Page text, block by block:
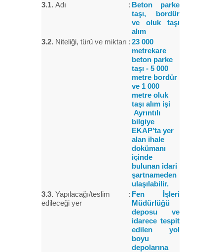
3.1. Adı : Beton parke
taşı, bordür
ve oluk taşı
alım
3.2. Niteliği, türü ve miktarı : 23 000
metrekare
beton parke
taşı - 5 000
metre bordür
ve 1 000
metre oluk
taşı alım işi
Ayrıntılı
bilgiye
EKAP’ta yer
alan ihale
dokümanı
içinde
bulunan idari
şartnameden
ulaşılabilir.
3.3. Yapılacağı/teslim
edileceği yer
: Fen İşleri
Müdürlüğü
deposu ve
idarece tespit
edilen yol
boyu
depolarına